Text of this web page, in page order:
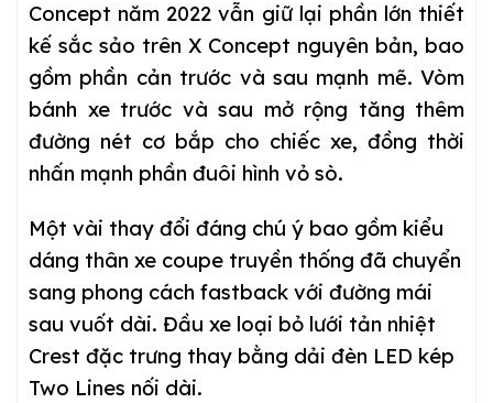
Concept năm 2022 vẫn giữ lại phần lớn thiết
kế sắc sảo trên X Concept nguyên bản, bao
gồm phần cản trước và sau mạnh mẽ. Vòm
bánh xe trước và sau mở rộng tăng thêm
đường nét cơ bắp cho chiếc xe, đồng thời
nhấn mạnh phần đuôi hình vỏ sò.
Một vài thay đổi đáng chú ý bao gồm kiểu
dáng thân xe coupe truyền thống đã chuyển
sang phong cách fastback với đường mái
sau vuốt dài. Đầu xe loại bỏ lưới tản nhiệt
Crest đặc trưng thay bằng dải đèn LED kép
Two Lines nối dài.